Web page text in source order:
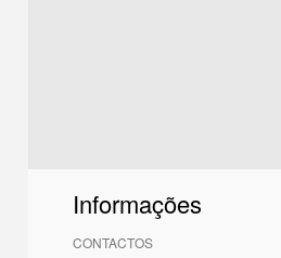
Informações
CONTACTOS